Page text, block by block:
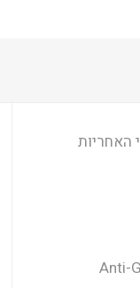
האחריות
Anti-